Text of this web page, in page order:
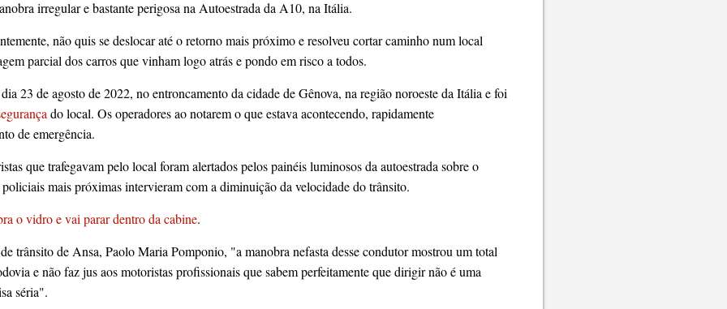
irregular e bastante perigosa na Autoestrada da A10, na Itália.
não quis se deslocar até o retorno mais próximo e resolveu cortar caminho num local
parcial dos carros que vinham logo atrás e pondo em risco a todos.
23 de agosto de 2022, no entroncamento da cidade de Gênova, na região noroeste da Itália e foi
do local. Os operadores ao notarem o que estava acontecendo, rapidamente
de emergência.
que trafegavam pelo local foram alertados pelos painéis luminosos da autoestrada sobre o
mais próximas intervieram com a diminuição da velocidade do trânsito.
o vidro e vai parar dentro da cabine.
trânsito de Ansa, Paolo Maria Pomponio, "a manobra nefasta desse condutor mostrou um total
e não faz jus aos motoristas profissionais que sabem perfeitamente que dirigir não é uma
séria".